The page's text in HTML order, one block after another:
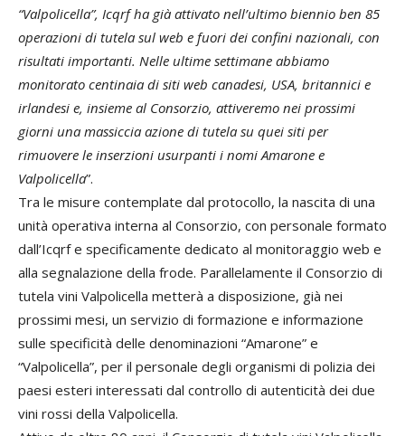
“Valpolicella”, Icqrf ha già attivato nell’ultimo biennio ben 85
operazioni di tutela sul web e fuori dei confini nazionali, con
risultati importanti. Nelle ultime settimane abbiamo
monitorato centinaia di siti web canadesi, USA, britannici e
irlandesi e, insieme al Consorzio, attiveremo nei prossimi
giorni una massiccia azione di tutela su quei siti per
rimuovere le inserzioni usurpanti i nomi Amarone e
Valpolicella”.
Tra le misure contemplate dal protocollo, la nascita di una
unità operativa interna al Consorzio, con personale formato
dall’Icqrf e specificamente dedicato al monitoraggio web e
alla segnalazione della frode. Parallelamente il Consorzio di
tutela vini Valpolicella metterà a disposizione, già nei
prossimi mesi, un servizio di formazione e informazione
sulle specificità delle denominazioni “Amarone” e
“Valpolicella”, per il personale degli organismi di polizia dei
paesi esteri interessati dal controllo di autenticità dei due
vini rossi della Valpolicella.